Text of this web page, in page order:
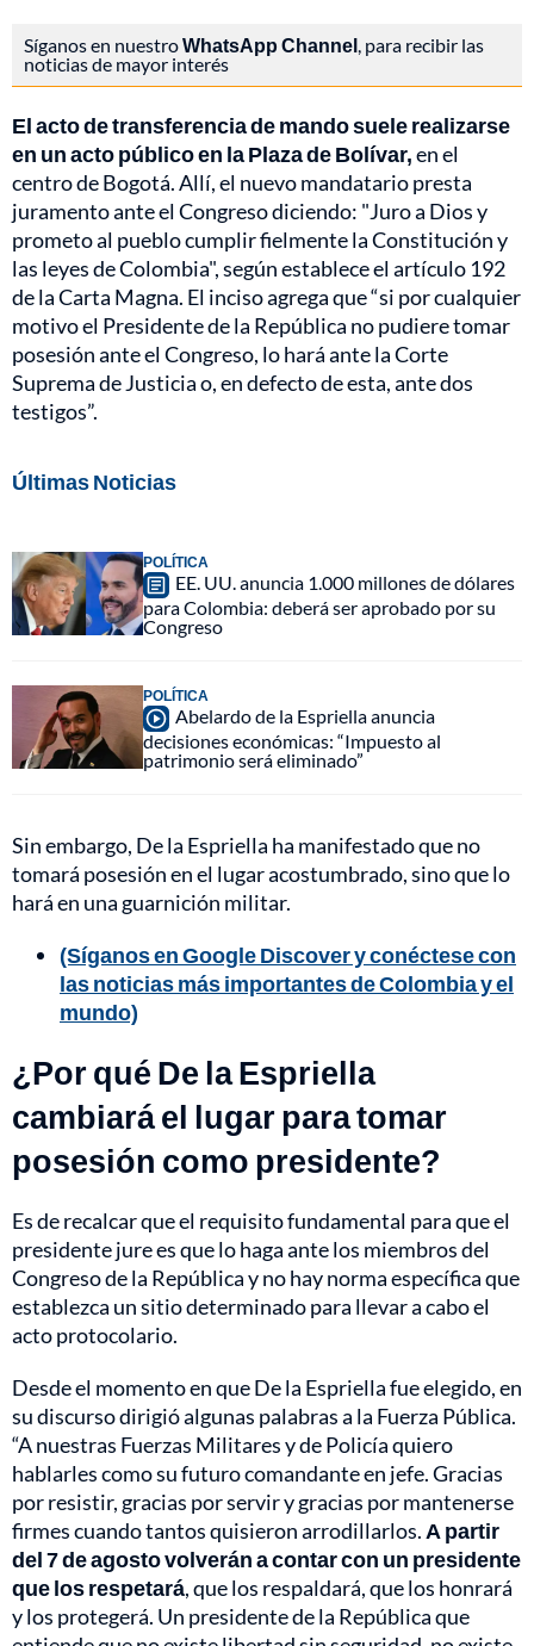
Síganos en nuestroWhatsApp Channel , para recibir las
noticias de mayor interés
El acto de transferencia de mando suele realizarse
en un acto público en la Plaza de Bolívar,en el
centro de Bogotá. Allí, el nuevo mandatario presta
juramento ante el Congreso diciendo: "Juro a Dios y
prometo al pueblo cumplir fielmente la Constitución y
las leyes de Colombia", según establece el artículo 192
de la Carta Magna. El inciso agrega que “si por cualquier
motivo el Presidente de la República no pudiere tomar
posesión ante el Congreso, lo hará ante la Corte
Suprema de Justicia o, en defecto de esta, ante dos
testigos”.
Últimas Noticias
POLÍTICA
EE. UU. anuncia 1.000 millones de dólares
para Colombia: deberá ser aprobado por su
Congreso
POLÍTICA
Abelardo de la Espriella anuncia
decisiones económicas: “Impuesto al
patrimonio será eliminado”
Sin embargo, De la Espriella ha manifestado que no
tomará posesión en el lugar acostumbrado, sino que lo
hará en una guarnición militar.
(Síganos en Google Discover y conéctese con
las noticias más importantes de Colombia y el
mundo)
¿Por qué De la Espriella
cambiará el lugar para tomar
posesión como presidente?
Es de recalcar que el requisito fundamental para que el
presidente jure es que lo haga ante los miembros del
Congreso de la República y no hay norma específica que
establezca un sitio determinado para llevar a cabo el
acto protocolario.
Desde el momento en que De la Espriella fue elegido, en
su discurso dirigió algunas palabras a la Fuerza Pública.
“A nuestras Fuerzas Militares y de Policía quiero
hablarles como su futuro comandante en jefe. Gracias
por resistir, gracias por servir y gracias por mantenerse
firmes cuando tantos quisieron arrodillarlos. A partir
del 7 de agosto volverán a contar con un presidente
que los respetará, que los respaldará, que los honrará
y los protegerá. Un presidente de la República que